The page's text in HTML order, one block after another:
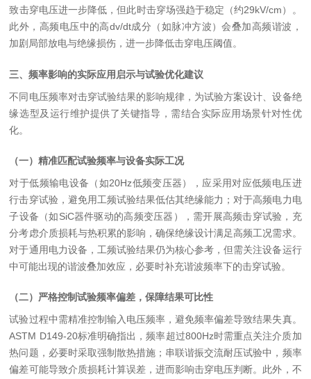
致击穿电压进一步降低，但此时击穿场强趋于稳定（约29kV/cm）。
此外，高频电压中的高dv/dt成分（如脉冲方波）会叠加高频谐波，
加剧局部放电与绝缘损伤，进一步降低击穿电压阈值。
三、频率影响的实际应用启示与试验优化建议
不同电压频率对击穿试验结果的影响规律，为试验方案设计、设备绝
缘选型及运行维护提供了关键指导，需结合实际应用场景针对性优
化。
（一）精准匹配试验频率与设备实际工况
对于低频输电设备（如20Hz低频变压器），应采用对应低频电压进
行击穿试验，避免用工频试验结果低估其绝缘能力；对于高频电力电
子设备（如SiC器件驱动的高频变压器），需开展高频击穿试验，充
分考虑介质损耗与热积累的影响，确保绝缘设计满足高频工况需求。
对于通用电力设备，工频试验结果仍为核心参考，但需关注设备运行
中可能出现的谐波叠加效应，必要时补充谐波频率下的击穿试验。
（二）严格控制试验频率偏差，保障结果可比性
试验过程中需精准控制输入电压频率，避免频率偏差导致结果失真。
ASTM D149-20标准明确指出，频率超过800Hz时需重点关注介质加
热问题，必要时采取强制散热措施；串联谐振交流耐压试验中，频率
偏差可能导致介质损耗计算误差，进而影响击穿电压判断。此外，不